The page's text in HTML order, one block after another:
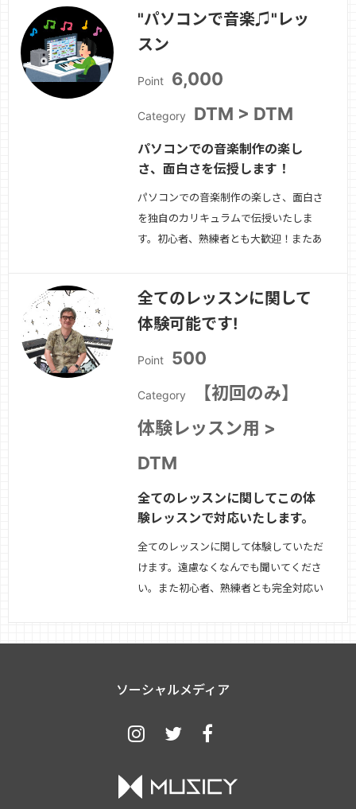
を知りたいなどなど、シンセサイザーに
関する全てのお悩みに最高＆最適なアド
ください！続きを見る »
"パソコンで音楽♫"レッ
スン
Point 6,000
Category DTM > DTM
パソコンでの音楽制作の楽し
さ、面白さを伝授します！
パソコンでの音楽制作の楽しさ、面白さ
を独自のカリキュラムで伝授いたしま
す。初心者、熟練者とも大歓迎！またあ
スタインバーグのCubaseシリーズ、ア
ップルのGarageBandとなります。
全てのレッスンに関して
体験可能です!
Point 500
Category
【初回のみ】
体験レッスン用 >
DTM
全てのレッスンに関してこの体
験レッスンで対応いたします。
全てのレッスンに関して体験していただ
けます。遠慮なくなんでも聞いてくださ
い。また初心者、熟練者とも完全対応い
ソーシャルメディア